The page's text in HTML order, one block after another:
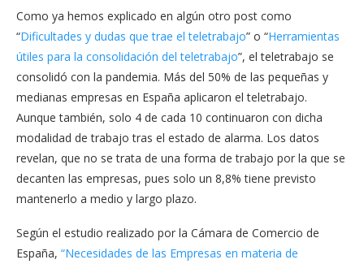
Como ya hemos explicado en algún otro post como
“Dificultades y dudas que trae el teletrabajo” o “Herramientas
útiles para la consolidación del teletrabajo”, el teletrabajo se
consolidó con la pandemia. Más del 50% de las pequeñas y
medianas empresas en España aplicaron el teletrabajo.
Aunque también, solo 4 de cada 10 continuaron con dicha
modalidad de trabajo tras el estado de alarma. Los datos
revelan, que no se trata de una forma de trabajo por la que se
decanten las empresas, pues solo un 8,8% tiene previsto
mantenerlo a medio y largo plazo.
Según el estudio realizado por la Cámara de Comercio de
España, “Necesidades de las Empresas en materia de